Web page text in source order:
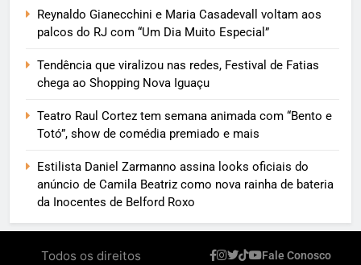
Reynaldo Gianecchini e Maria Casadevall voltam aos
palcos do RJ com “Um Dia Muito Especial”
Tendência que viralizou nas redes, Festival de Fatias
chega ao Shopping Nova Iguaçu
Teatro Raul Cortez tem semana animada com “Bento e
Totó”, show de comédia premiado e mais
Estilista Daniel Zarmanno assina looks oficiais do
anúncio de Camila Beatriz como nova rainha de bateria
da Inocentes de Belford Roxo
Todos os direitos Fale Conosco